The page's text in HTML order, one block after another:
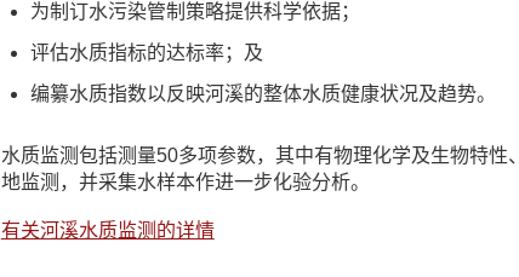
为制订水污染管制策略提供科学依据；
评估水质指标的达标率；及
编纂水质指数以反映河溪的整体水质健康状况及趋势。
水质监测包括测量50多项参数，其中有物理化学及生物特
地监测，并采集水样本作进一步化验分析。
有关河溪水质监测的详情